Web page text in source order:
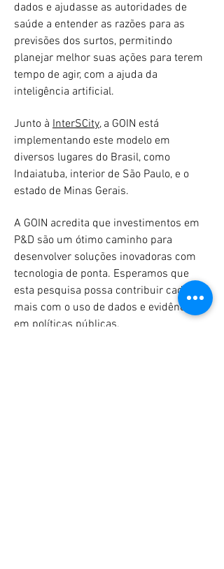
dados e ajudasse as autoridades de
saúde a entender as razões para as
previsões dos surtos, permitindo
planejar melhor suas ações para terem
tempo de agir, com a ajuda da
inteligência artificial.
Junto à InterSCity, a GOIN está
implementando este modelo em
diversos lugares do Brasil, como
Indaiatuba, interior de São Paulo, e o
estado de Minas Gerais.
A GOIN acredita que investimentos em
P&D são um ótimo caminho para
desenvolver soluções inovadoras com
tecnologia de ponta. Esperamos que
esta pesquisa possa contribuir cada vez
mais com o uso de dados e evidências
em políticas públicas.